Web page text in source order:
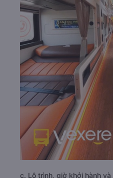
c. Lộ trình, giờ khởi hành